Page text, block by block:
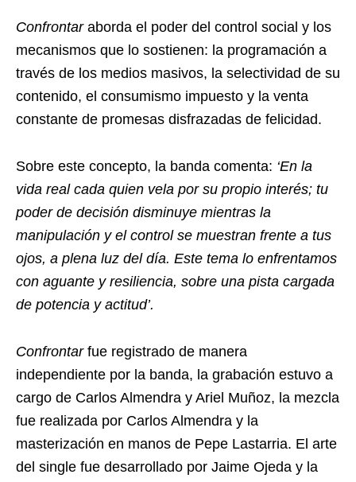
Confrontar aborda el poder del control social y los
mecanismos que lo sostienen: la programación a
través de los medios masivos, la selectividad de su
contenido, el consumismo impuesto y la venta
constante de promesas disfrazadas de felicidad.
Sobre este concepto, la banda comenta: ‘En la
vida real cada quien vela por su propio interés; tu
poder de decisión disminuye mientras la
manipulación y el control se muestran frente a tus
ojos, a plena luz del día. Este tema lo enfrentamos
con aguante y resiliencia, sobre una pista cargada
de potencia y actitud’.
Confrontar fue registrado de manera
independiente por la banda, la grabación estuvo a
cargo de Carlos Almendra y Ariel Muñoz, la mezcla
fue realizada por Carlos Almendra y la
masterización en manos de Pepe Lastarria. El arte
del single fue desarrollado por Jaime Ojeda y la